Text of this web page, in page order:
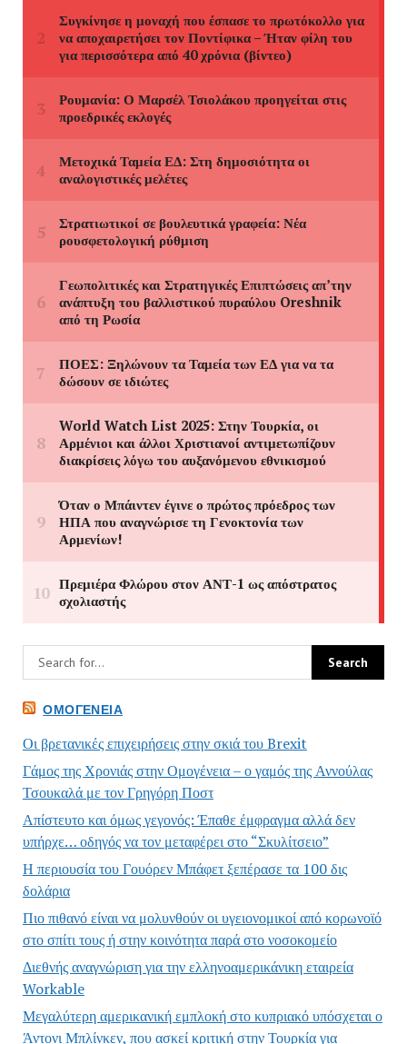
ΟΜΟΓΈΝΕΙΑ
Οι βρετανικές επιχειρήσεις στην σκιά του Brexit
Γάμος της Χρονιάς στην Ομογένεια – ο γαμός της Αννούλας
Τσουκαλά με τον Γρηγόρη Ποστ
Απίστευτο και όμως γεγονός: Έπαθε έμφραγμα αλλά δεν
υπήρχε… οδηγός να τον μεταφέρει στο “Σκυλίτσειο”
Η περιουσία του Γουόρεν Μπάφετ ξεπέρασε τα 100 δις
δολάρια
Πιο πιθανό είναι να μολυνθούν οι υγειονομικοί από κορωνοϊό
στο σπίτι τους ή στην κοινότητα παρά στο νοσοκομείο
Διεθνής αναγνώριση για την ελληνοαμερικάνικη εταιρεία
Workable
Μεγαλύτερη αμερικανική εμπλοκή στο κυπριακό υπόσχεται ο
Άντονι Μπλίνκεν, που ασκεί κριτική στην Τουρκία για